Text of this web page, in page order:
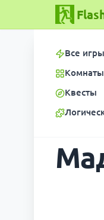
Все игры
Комнаты
Квесты